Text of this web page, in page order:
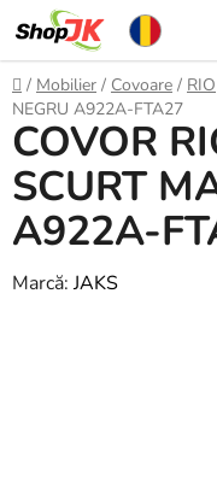
conținut
Acasă
/ Mobilier / Covoare / RIO
NEGRU A922A-FTA27
COVOR
SCURT
A922A-
Marcă:JAKS